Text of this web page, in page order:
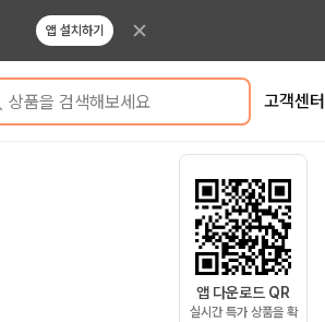
앱 설치하기
상품을 검색해보세요 고객센터
앱 다운로드 QR
실시간 특가 상품을 확